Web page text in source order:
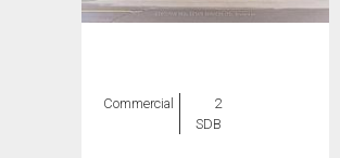
Commercial
2
SDB